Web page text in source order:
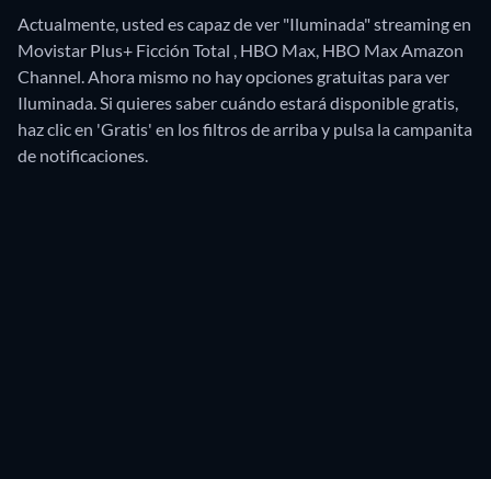
Actualmente, usted es capaz de ver "Iluminada" streaming en
Movistar Plus+ Ficción Total , HBO Max, HBO Max Amazon
Channel. Ahora mismo no hay opciones gratuitas para ver
Iluminada. Si quieres saber cuándo estará disponible gratis,
haz clic en 'Gratis' en los filtros de arriba y pulsa la campanita
de notificaciones.